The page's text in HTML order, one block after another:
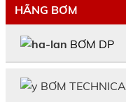
HÃNG BƠM
BƠM DP
BƠM TECHNICA